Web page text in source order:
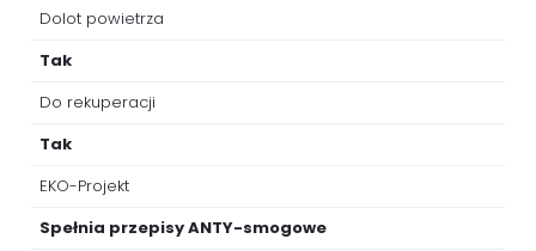
Dolot powietrza
Tak
Do rekuperacji
Tak
EKO-Projekt
Spełnia przepisy ANTY-smogowe